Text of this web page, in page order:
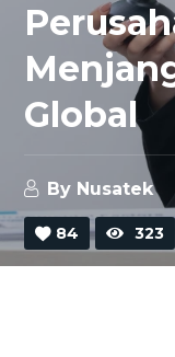
Global
By Nusatek
84 323